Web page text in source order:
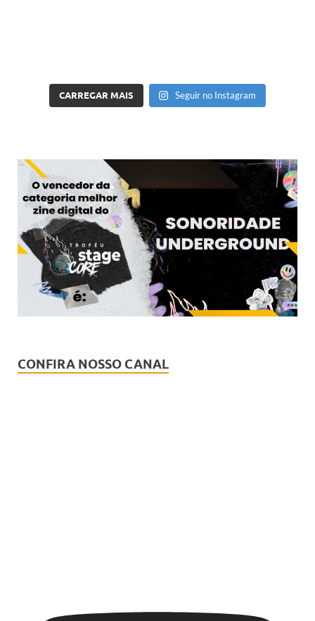
CARREGAR MAIS Seguir no Instagram
CONFIRA NOSSO CANAL